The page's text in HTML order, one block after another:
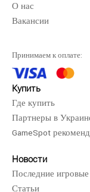
EA SPORTS
насколько это
О нас
Вакансии
Принимаем к оплате:
Купить
Где купить
Партнеры в
GameSpot
Новости
Последние
Статьи